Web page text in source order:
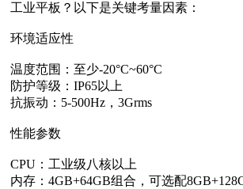
工业平板？以下是关键考量因素：
环境适应性‌
温度范围：至少-20°C~60°C
防护等级：IP65以上
抗振动：5-500Hz，3Grms
性能参数‌
CPU：工业级八核以上
内存：4GB+64GB组合，可选配